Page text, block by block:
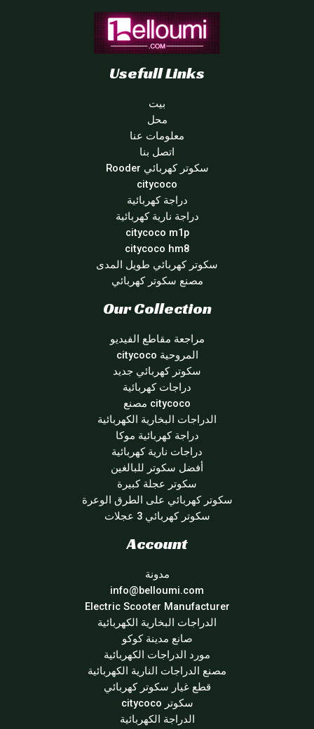
Usefull Links
بيت
محل
معلومات عنا
اتصل بنا
سكوتر كهربائي Rooder
citycoco
دراجة كهربائية
دراجة نارية كهربائية
citycoco m1p
citycoco hm8
سكوتر كهربائي طويل المدى
مصنع سكوتر كهربائي
Our Collection
مراجعة مقاطع الفيديو
المروحية citycoco
سكوتر كهربائي جديد
دراجات كهربائية
citycoco مصنع
الدراجات البخارية الكهربائية
دراجة كهربائية موكا
دراجات نارية كهربائية
أفضل سكوتر للبالغين
سكوتر عجلة كبيرة
سكوتر كهربائي على الطرق الوعرة
سكوتر كهربائي 3 عجلات
Account
مدونة
info@belloumi.com
Electric Scooter Manufacturer
الدراجات البخارية الكهربائية
صانع مدينة كوكو
مورد الدراجات الكهربائية
مصنع الدراجات النارية الكهربائية
قطع غيار سكوتر كهربائي
سكوتر citycoco
الدراجة الكهربائية